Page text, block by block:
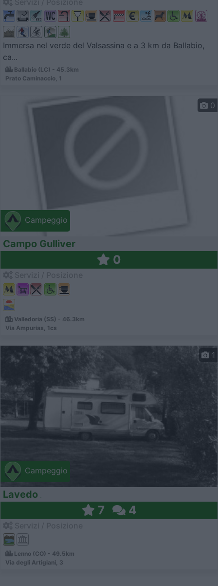
Immersa nel verde del Valsassina e a 3 km da Ballabio,
ca...
Ballabio (LC) - 45.3km
Prato Caminaccio, 1
Campeggio
0
Campo Gulliver
0
Valledoria (SS) - 46.3km
Via Ampurias, 1cs
Campeggio
1
Lavedo
7 4
Lenno (CO) - 49.5km
Via degli Artigiani, 3